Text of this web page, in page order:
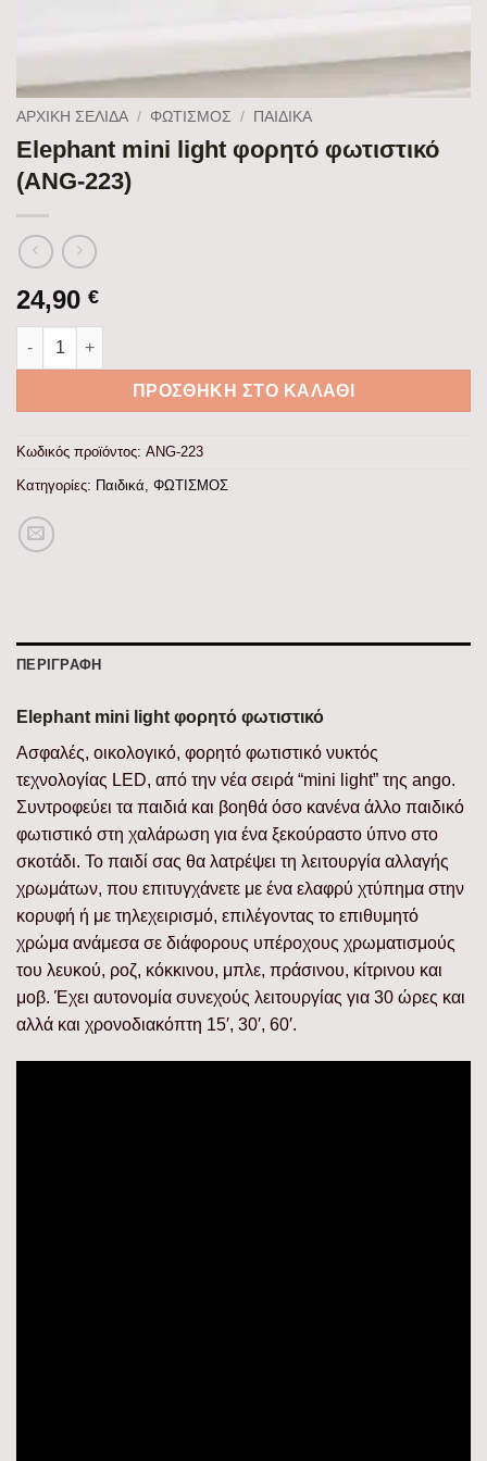
ΑΡΧΙΚΉ ΣΕΛΊΔΑ / ΦΩΤΙΣΜΟΣ / ΠΑΙΔΙΚΆ
Elephant mini light φορητό φωτιστικό
(ANG-223)
24,90 €
Elephant mini light φορητό φωτιστικό (ANG-223) ποσότητα
ΠΡΟΣΘΉΚΗ ΣΤΟ ΚΑΛΆΘΙ
Κωδικός προϊόντος: ANG-223
Κατηγορίες: Παιδικά ΦΩΤΙΣΜΟΣ
ΠΕΡΙΓΡΑΦΉ
Elephant mini light φορητό φωτιστικό
Ασφαλές, οικολογικό, φορητό φωτιστικό νυκτός
τεχνολογίας LED, από την νέα σειρά “mini light” της ango.
Συντροφεύει τα παιδιά και βοηθά όσο κανένα άλλο παιδικό
φωτιστικό στη χαλάρωση για ένα ξεκούραστο ύπνο στο
σκοτάδι. Το παιδί σας θα λατρέψει τη λειτουργία αλλαγής
χρωμάτων, που επιτυγχάνετε με ένα ελαφρύ χτύπημα στην
κορυφή ή με τηλεχειρισμό, επιλέγοντας το επιθυμητό
χρώμα ανάμεσα σε διάφορους υπέροχους χρωματισμούς
του λευκού, ροζ, κόκκινου, μπλε, πράσινου, κίτρινου και
μοβ. Έχει αυτονομία συνεχούς λειτουργίας για 30 ώρες και
αλλά και χρονοδιακόπτη 15′, 30′, 60′.